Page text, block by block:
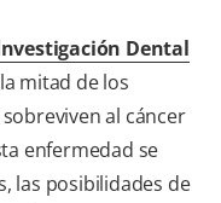
Dental
mitad de los
al cáncer
enfermedad se
las posibilidades de